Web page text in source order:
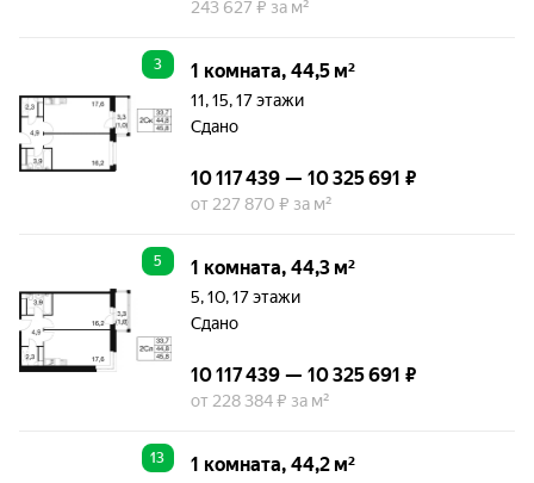
243 627 ₽ за м²
3 1 комната, 44,5 м²
11, 15, 17 этажи
Сдано
10 117 439 — 10 325 691 ₽
от 227 870 ₽ за м²
5 1 комната, 44,3 м²
5, 10, 17 этажи
Сдано
10 117 439 — 10 325 691 ₽
от 228 384 ₽ за м²
13 1 комната, 44,2 м²